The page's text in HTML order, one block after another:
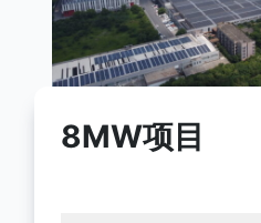
8MW项目